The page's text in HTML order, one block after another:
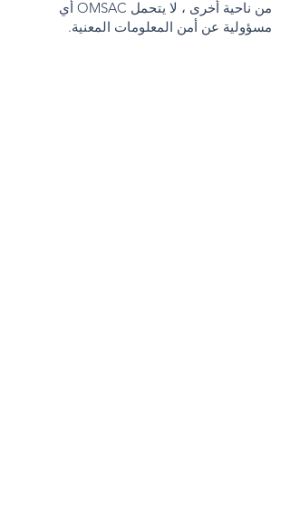
من ناحية أخرى ، لا يتحمل OMSAC أي
مسؤولية عن أمن المعلومات المعنية.